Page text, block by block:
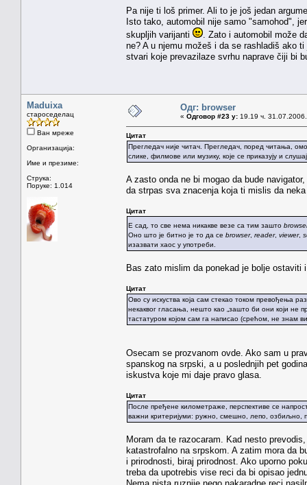
Pa nije ti loš primer. Ali to je još jedan
Isto tako, automobil nije samo "samohod",
skupljih varijanti
. Zato i automobil može
ne? A u njemu možeš i da se rashladiš ako
stvari koje prevazilaze svrhu naprave čiji bi
Maduixa
староседелац
Ван мреже
Организација:
Име и презиме:
Струка:
Поруке: 1.014
Одг: browser
« Одговор #23 у: 19.19 ч.
Цитат
Прегледач није читач. Прегледач, поред читања,
слике, филмове или музику, које се приказују и
A zasto onda ne bi mogao da bude
da strpas sva znacenja koja ti mislis da
Цитат
Е сад, то све нема никакве везе са тим зашто
Оно што је битно је то да се browser, reader, viewer,
изазвати хаос у употреби.
Bas zato mislim da ponekad je bolje
Цитат
Ово су искуства која сам стекао током превођења
некаквог гласања, нешто као „зашто би они који не
тастатуром којом сам га написао (срећом, не знам
Osecam se prozvanom ovde. Ako sam u
spanskog na srpski, a u poslednjih pet
iskustva koje mi daje pravo glasa.
Цитат
После пређене километраже, перспективе се
важни критеријуми: ружно, смешно, лепо, озбиљно,
Moram da te razocaram. Kad nesto
katastrofalno na srpskom. A zatim mora da
i prirodnosti, biraj prirodnost. Ako uporno
treba da upotrebis vise reci da bi opisao